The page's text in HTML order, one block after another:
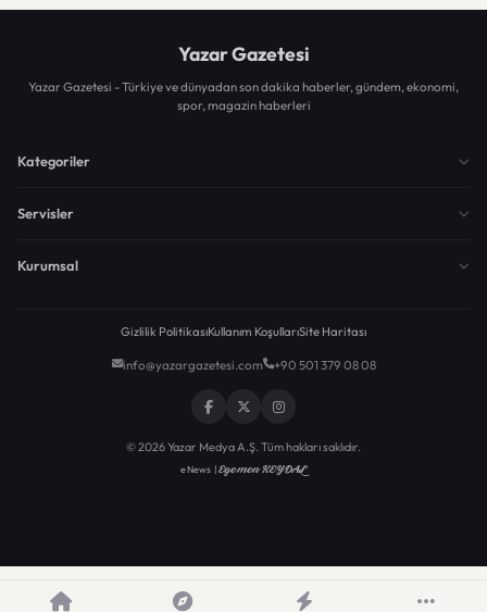
Yazar Gazetesi
Yazar Gazetesi - Türkiye ve dünyadan son dakika haberler, gündem, ekonomi,
spor, magazin haberleri
Kategoriler
Servisler
Kurumsal
Gizlilik PolitikasıKullanım KoşullarıSite Haritası
info@yazargazetesi.com +90 501 379 08 08
© 2026 Yazar Medya A.Ş. Tüm hakları saklıdır.
eNews |Egemen KEYDAL